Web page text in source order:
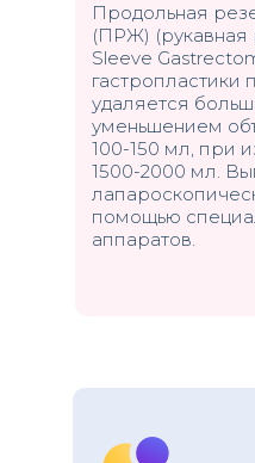
Продольная
(ПРЖ) (рукавная
Sleeve
гастропластики
удаляется
уменьшением
100-150 мл, при
1500-2000 мл.
помощью
аппаратов.